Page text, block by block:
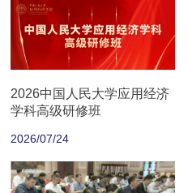
2026中国人民大学应用经济
学科高级研修班
2026/07/24